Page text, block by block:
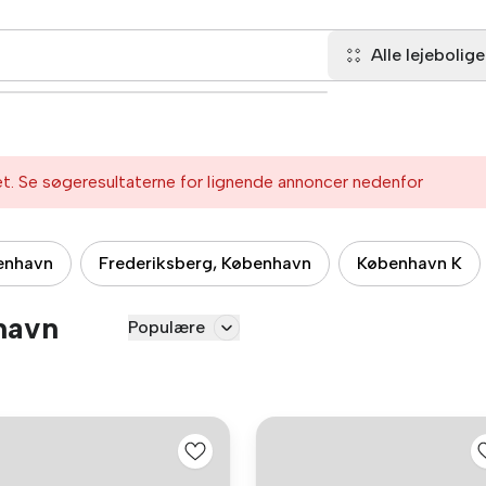
Alle
Se søgeresultaterne for lignende annoncer nedenfor
Frederiksberg, København København K
Populære